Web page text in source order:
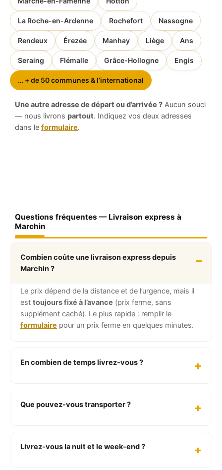
La Roche-en-Ardenne Rochefort Nassogne
Rendeux Érezée Manhay Liège Ans
Seraing Flémalle Grâce-Hollogne Engis
… + de 50 communes & l’international
Une autre adresse de départ ou d’arrivée ? Aucun souci
— nous livrons partout. Indiquez vos deux adresses
dans le formulaire.
Questions fréquentes — Livraison express à
Marchin
Combien coûte une livraison express depuis
Marchin ?
Le prix dépend de la distance et de l’urgence, mais il
est toujours fixé à l’avance (prix ferme, sans
supplément caché). Le plus rapide : remplir le
formulaire pour un prix ferme en quelques minutes.
En combien de temps livrez-vous ?
Que pouvez-vous transporter ?
Livrez-vous la nuit et le week-end ?